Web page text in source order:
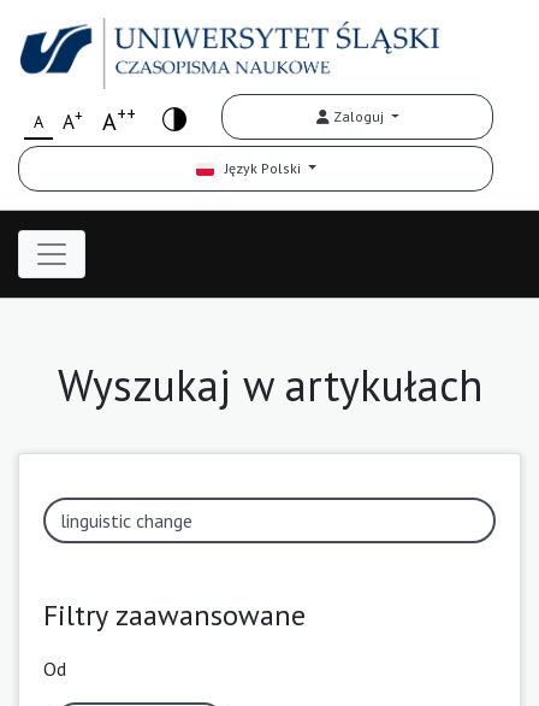
A A+ A++ Zaloguj
Język Polski
Wyszukaj w artykułach
Filtry zaawansowane
Od